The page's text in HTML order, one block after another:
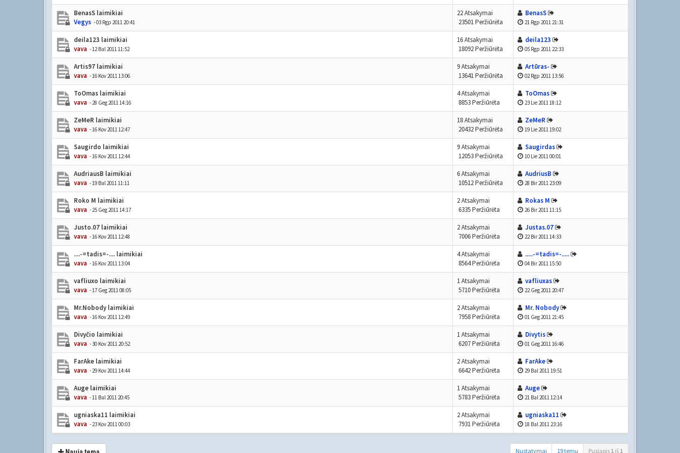
BenasS laimikiai
Vegys - 03 Rgp 2011 20:41
22 Atsakymai
23501 Peržiūrėta
BenasS
21 Rgp 2011 21:31
deila123 laimikiai
vava - 12 Bal 2011 11:52
16 Atsakymai
18092 Peržiūrėta
deila123
05 Rgp 2011 22:33
Artis97 laimikiai
vava - 16 Kov 2011 13:06
9 Atsakymai
13641 Peržiūrėta
Artūras-
02 Rgp 2011 13:56
ToOmas laimikiai
vava - 28 Geg 2011 14:16
4 Atsakymai
8853 Peržiūrėta
ToOmas
23 Lie 2011 18:12
ZeMeR laimikiai
vava - 16 Kov 2011 12:47
18 Atsakymai
20432 Peržiūrėta
ZeMeR
19 Lie 2011 19:02
Saugirdo laimikiai
vava - 16 Kov 2011 12:44
9 Atsakymai
12053 Peržiūrėta
Saugirdas
10 Lie 2011 00:01
AudriausB laimikiai
vava - 19 Bal 2011 11:11
6 Atsakymai
10512 Peržiūrėta
AudriusB
28 Bir 2011 23:09
Roko M laimikiai
vava - 25 Geg 2011 14:17
2 Atsakymai
6335 Peržiūrėta
Rokas M
26 Bir 2011 11:15
Justo.07 laimikiai
vava - 16 Kov 2011 12:48
2 Atsakymai
7006 Peržiūrėta
Justas.07
22 Bir 2011 14:33
....-=tadis=-.... laimikiai
vava - 16 Kov 2011 13:04
4 Atsakymai
8564 Peržiūrėta
.....-=tadis=-.....
04 Bir 2011 15:50
vafliuxo laimikiai
vava - 17 Geg 2011 08:05
1 Atsakymai
5710 Peržiūrėta
vafliuxas
22 Geg 2011 20:47
Mr.Nobody laimikiai
vava - 16 Kov 2011 12:49
2 Atsakymai
7958 Peržiūrėta
Mr. Nobody
01 Geg 2011 21:45
Divyčio laimikiai
vava - 30 Kov 2011 20:52
1 Atsakymai
6207 Peržiūrėta
Divytis
01 Geg 2011 16:46
FarAke laimikiai
vava - 29 Kov 2011 14:44
2 Atsakymai
6642 Peržiūrėta
FarAke
29 Bal 2011 19:51
Auge laimikiai
vava - 11 Bal 2011 20:45
1 Atsakymai
5783 Peržiūrėta
Auge
21 Bal 2011 12:14
ugniaska11 laimikiai
vava - 23 Kov 2011 00:03
2 Atsakymai
7931 Peržiūrėta
ugniaska11
18 Bal 2011 23:16
Nustatymai 19 temų Puslapis 1 iš 1